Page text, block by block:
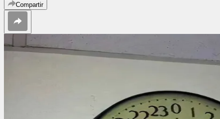
Compartir